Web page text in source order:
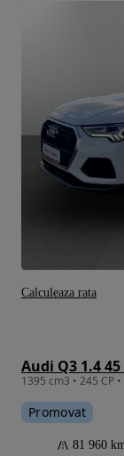
Audi Q3 1.4 45
Promovat
81 960
Calculeaza rata